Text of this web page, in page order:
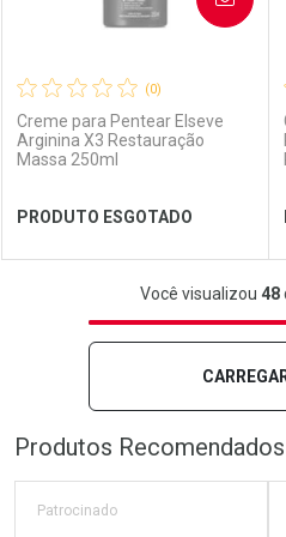
Ver Desconto Convênio
(0)
Creme para Pentear Elseve
Arginina X3 Restauração
Massa 250ml
PRODUTO ESGOTADO
Você visualizou 48
Produtos Recomendados
Patrocinado